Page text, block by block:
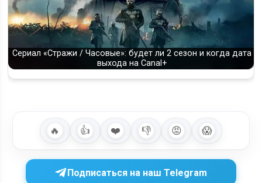
Сериал «Стражи / Часовые»: будет ли 2 сезон и когда дата
выхода на Canal+
🔥 👍 ❤️ 👎 😡 😱
Подписаться на наш Telegram